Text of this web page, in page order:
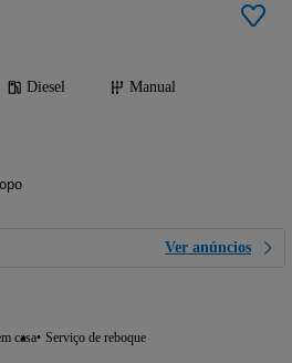
Diesel
Manual
Ver anúncios
casa Serviço de reboque